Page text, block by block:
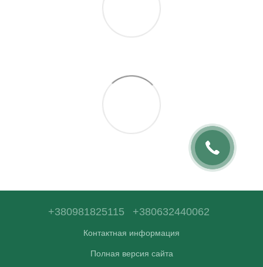
+380981825115 +380632440062
Контактная информация
Полная версия сайта